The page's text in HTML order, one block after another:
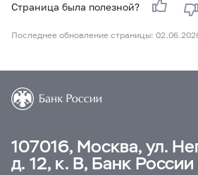
Страница была полезной?
Последнее обновление страницы:
107016, Москва, ул.
д. 12, к. В, Банк России